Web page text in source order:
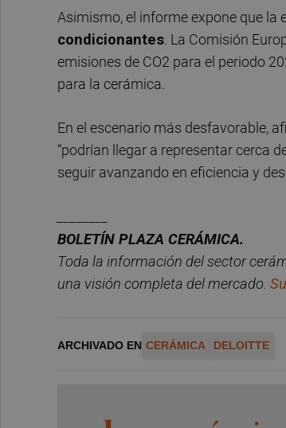
Asimismo, el informe expone que la
condicionantes. La Comisión
emisiones de CO2 para el periodo
para la cerámica.
En el escenario más desfavorable,
“podrían llegar a representar cerca
seguir avanzando en eficiencia y
BOLETÍN PLAZA CERÁMICA.
Toda la información del sector cerá
una visión completa del mercado.
ARCHIVADO EN CERÁMICA DELOITTE